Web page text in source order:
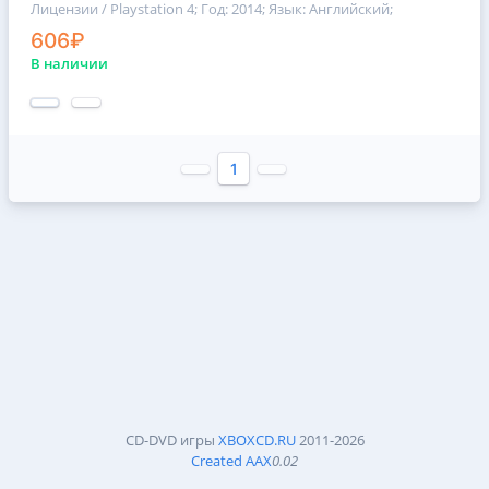
Лицензии / Playstation 4; Год: 2014; Язык: Английский;
606₽
В наличии
1
CD-DVD игры XBOXCD.RU2011-2026
Created AAX0.02